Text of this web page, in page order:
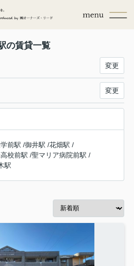
の賃貸一覧
変更
変更
前駅 /御井駅 /花畑駅 /
校前駅 /聖マリア病院前駅 /
駅